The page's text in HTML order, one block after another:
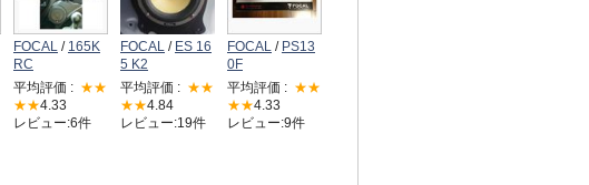
FOCAL / 165K
RC
平均評価 : ★★
★★4.33
レビュー:6件
FOCAL / ES 16
5 K2
平均評価 : ★★
★★4.84
レビュー:19件
FOCAL / PS13
0F
平均評価 : ★★
★★4.33
レビュー:9件